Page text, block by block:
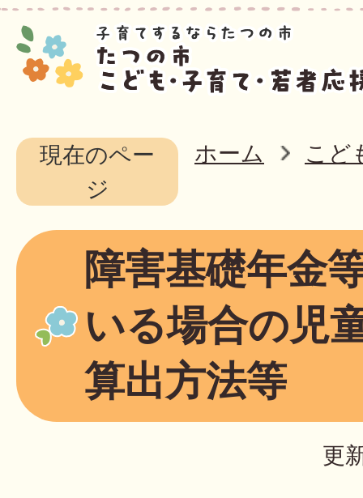
現在のペー
ジ
ホーム こど
障害基礎年金
いる場合の児
算出方法等
更